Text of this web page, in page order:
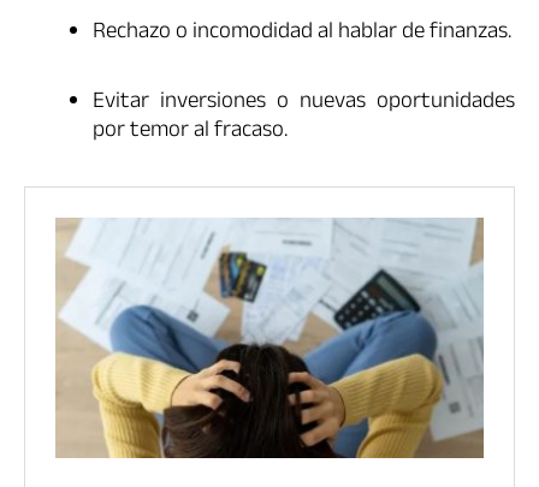
Rechazo o incomodidad al hablar de finanzas.
Evitar inversiones o nuevas oportunidades
por temor al fracaso.